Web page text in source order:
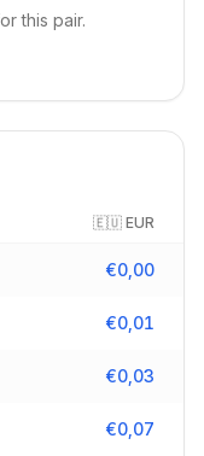
this pair.
🇪🇺 EUR
€0,00
€0,01
€0,03
€0,07